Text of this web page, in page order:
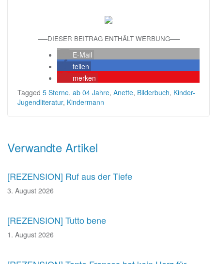
—–DIESER BEITRAG ENTHÄLT WERBUNG—–
E-Mail
teilen
merken
Tagged 5 Sterne, ab 04 Jahre, Anette, Bilderbuch, Kinder-
Jugendliteratur, Kindermann
Verwandte Artikel
[REZENSION] Ruf aus der Tiefe
3. August 2026
[REZENSION] Tutto bene
1. August 2026
Beitragsnavigation